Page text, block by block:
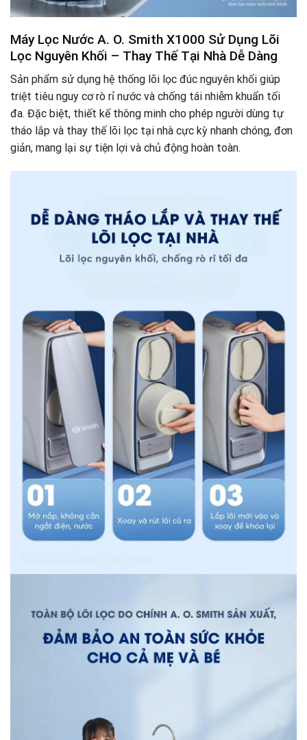
Máy Lọc Nước A. O. Smith X1000 Sử Dụng Lõi
Lọc Nguyên Khối – Thay Thế Tại Nhà Dễ Dàng
Sản phẩm sử dụng hệ thống lõi lọc đúc nguyên khối giúp
triệt tiêu nguy cơ rò rỉ nước và chống tái nhiễm khuẩn tối
đa. Đặc biệt, thiết kế thông minh cho phép người dùng tự
tháo lắp và thay thế lõi lọc tại nhà cực kỳ nhanh chóng, đơn
giản, mang lại sự tiện lợi và chủ động hoàn toàn.